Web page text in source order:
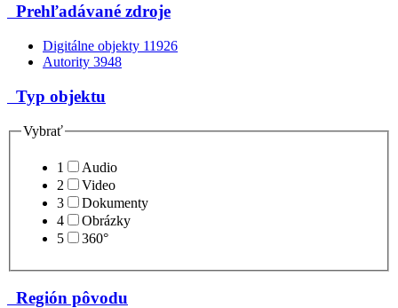
Prehľadávané zdroje
Digitálne objekty 11926
Autority 3948
Typ objektu
Vybrať
1
Audio
2
Video
3
Dokumenty
4
Obrázky
5
360°
Región pôvodu